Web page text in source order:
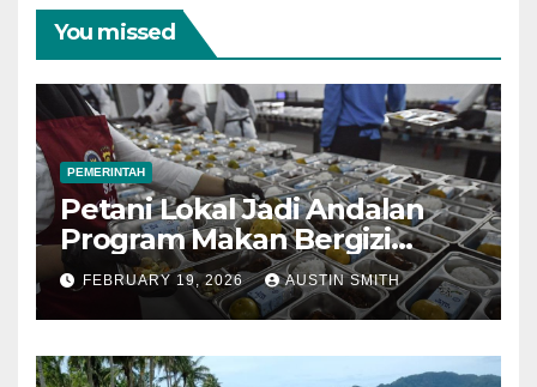
You missed
PEMERINTAH
Petani Lokal Jadi Andalan
Program Makan Bergizi
Gratis 2026, Gorontalo Siap
Perkuat Ketahanan Pangan
FEBRUARY 19, 2026 AUSTIN SMITH